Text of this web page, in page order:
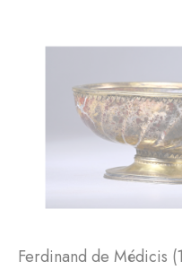
Ferdinand de Médicis